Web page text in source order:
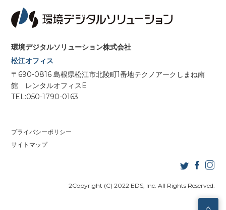
環境デジタルソリューション株式会社
松江オフィス
〒690-0816 島根県松江市北陵町1番地テクノアークしまね南
館 レンタルオフィスE
TEL:050-1790-0163
プライバシーポリシー
サイトマップ
2Copyright (C) 2022 EDS, Inc. All Rights Reserved.